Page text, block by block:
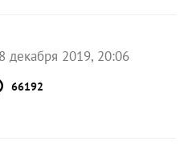
8 декабря 2019, 20:06
66192